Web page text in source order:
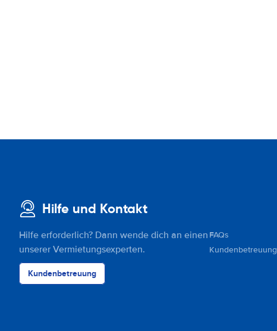
Hilfe und Kontakt
Hilfe erforderlich? Dann wende dich an einen
unserer Vermietungsexperten.
Kundenbetreuung
FAQs
Kundenbetreuung